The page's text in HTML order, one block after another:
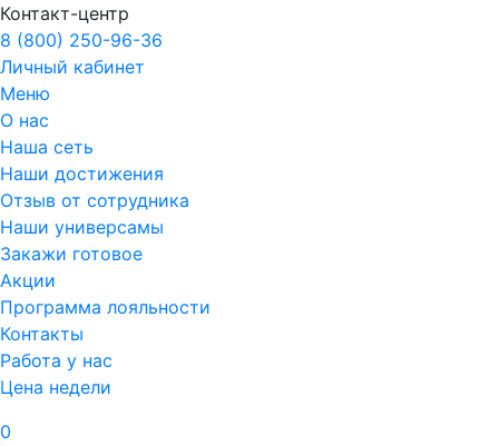
Контакт-центр
8 (800) 250-96-36
Личный кабинет
Меню
О нас
Наша сеть
Наши достижения
Отзыв от сотрудника
Наши универсамы
Закажи готовое
Акции
Программа лояльности
Контакты
Работа у нас
Цена недели
0